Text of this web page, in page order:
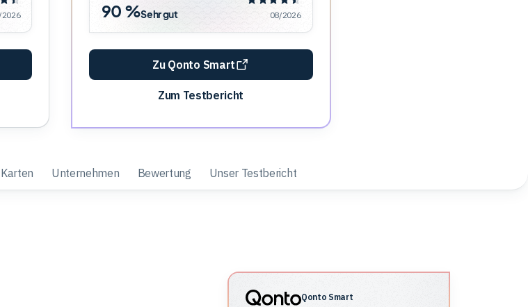
2026 90 %Sehr gut 08/2026
Zu Qonto Smart
Zum Testbericht
Karten Unternehmen Bewertung Unser Testbericht
Qonto Smart